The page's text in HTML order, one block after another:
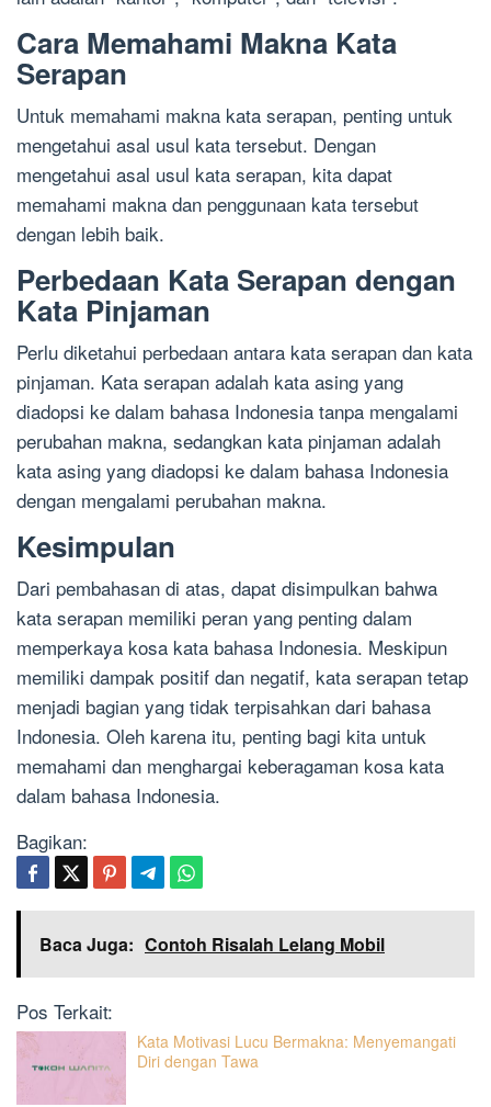
Cara Memahami Makna Kata
Serapan
Untuk memahami makna kata serapan, penting untuk
mengetahui asal usul kata tersebut. Dengan
mengetahui asal usul kata serapan, kita dapat
memahami makna dan penggunaan kata tersebut
dengan lebih baik.
Perbedaan Kata Serapan dengan
Kata Pinjaman
Perlu diketahui perbedaan antara kata serapan dan kata
pinjaman. Kata serapan adalah kata asing yang
diadopsi ke dalam bahasa Indonesia tanpa mengalami
perubahan makna, sedangkan kata pinjaman adalah
kata asing yang diadopsi ke dalam bahasa Indonesia
dengan mengalami perubahan makna.
Kesimpulan
Dari pembahasan di atas, dapat disimpulkan bahwa
kata serapan memiliki peran yang penting dalam
memperkaya kosa kata bahasa Indonesia. Meskipun
memiliki dampak positif dan negatif, kata serapan tetap
menjadi bagian yang tidak terpisahkan dari bahasa
Indonesia. Oleh karena itu, penting bagi kita untuk
memahami dan menghargai keberagaman kosa kata
dalam bahasa Indonesia.
Bagikan:
Baca Juga: Contoh Risalah Lelang Mobil
Pos Terkait:
Kata Motivasi Lucu Bermakna: Menyemangati
Diri dengan Tawa